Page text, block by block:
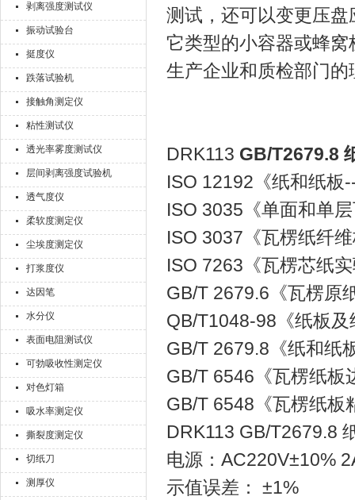
剥离强度测试仪
振动试验台
挺度仪
跌落试验机
接触角测定仪
粘性测试仪
透光率雾度测试仪
层间剥离强度试验机
透气度仪
柔软度测定仪
尘埃度测定仪
打浆度仪
达因笔
水分仪
表面电阻测试仪
可勃吸收性测定仪
对色灯箱
吸水率测定仪
撕裂度测定仪
切纸刀
测厚仪
测试，还可以变更压
它类型的小容器或蜂
生产企业和质检部门的
DRK113 GB/T2679.8
ISO 12192《纸和纸板
ISO 3035《单面和单
ISO 3037《瓦楞纸纤
ISO 7263《瓦楞芯纸
GB/T 2679.6《瓦楞原
QB/T1048-98《纸板
GB/T 2679.8《纸和纸
GB/T 6546《瓦楞纸板
GB/T 6548《瓦楞纸板
DRK113 GB/T2679.8
电源：AC220V±10%
示值误差： ±1%